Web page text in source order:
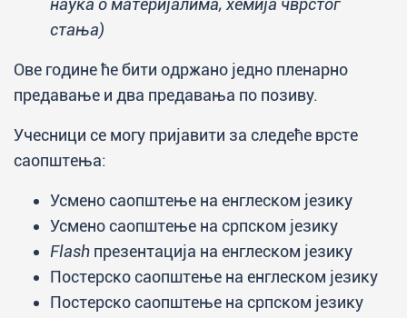
наука о материјалима, хемија чврстог
стања)
Ове године ће бити одржано једно пленарно
предавање и два предавања по позиву.
Учесници се могу пријавити за следеће врсте
саопштења:
Усмено саопштење на енглеском језику
Усмено саопштење на српском језику
Flash презентацијa на енглеском језику
Постерско саопштење на енглеском језику
Постерско саопштење на српском језику